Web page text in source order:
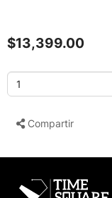
$13,399.00
Compartir